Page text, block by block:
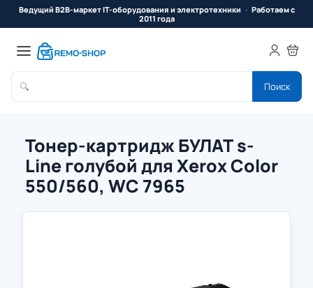
Ведущий B2B-маркет IT-оборудования и электротехники
Работаем с
2011 года
🔍 Поиск
Тонер-картридж БУЛАТ s-
Line голубой для Xerox Color
550/560, WC 7965